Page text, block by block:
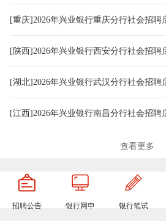
[重庆]2026年兴业银行重庆分行社会招聘
[陕西]2026年兴业银行西安分行社会招聘
[湖北]2026年兴业银行武汉分行社会招聘
[江西]2026年兴业银行南昌分行社会招聘
[山东]2026年兴业银行济南分行社会招聘
[广东]2026年兴业银行广州分行社会招聘
[吉林]2026年兴业银行长春分行社会招聘
查看更多
招聘公告 银行网申 银行笔试